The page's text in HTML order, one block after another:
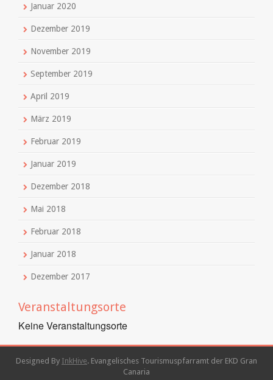
Januar 2020
Dezember 2019
November 2019
September 2019
April 2019
März 2019
Februar 2019
Januar 2019
Dezember 2018
Mai 2018
Februar 2018
Januar 2018
Dezember 2017
Veranstaltungsorte
Keine Veranstaltungsorte
Designed By InkHive. Evangelisches Tourismuspfarramt der EKD Gran
Canaria